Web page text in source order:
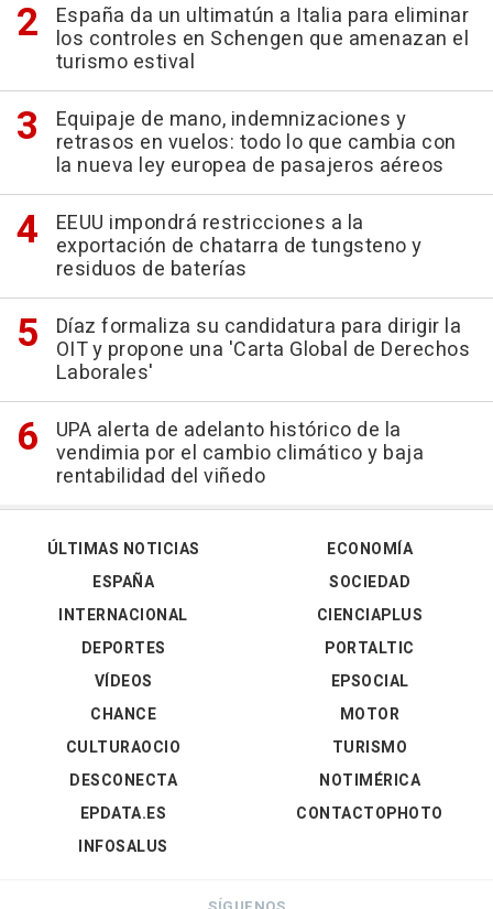
España da un ultimatún a Italia para eliminar
los controles en Schengen que amenazan el
turismo estival
Equipaje de mano, indemnizaciones y
retrasos en vuelos: todo lo que cambia con
la nueva ley europea de pasajeros aéreos
EEUU impondrá restricciones a la
exportación de chatarra de tungsteno y
residuos de baterías
Díaz formaliza su candidatura para dirigir la
OIT y propone una 'Carta Global de Derechos
Laborales'
UPA alerta de adelanto histórico de la
vendimia por el cambio climático y baja
rentabilidad del viñedo
ÚLTIMAS NOTICIAS
ESPAÑA
INTERNACIONAL
DEPORTES
VÍDEOS
ECONOMÍA
SOCIEDAD
CIENCIAPLUS
PORTALTIC
EPSOCIAL
CHANCE
CULTURAOCIO
DESCONECTA
EPDATA.ES
INFOSALUS
MOTOR
TURISMO
NOTIMÉRICA
CONTACTOPHOTO